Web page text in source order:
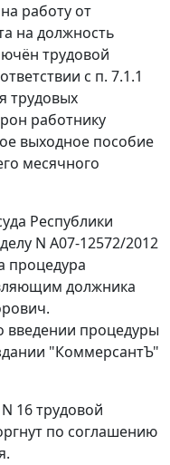
работу от
на должность
трудовой
с п. 7.1.1
трудовых
работнику
выходное пособие
месячного
Республики
N А07-12572/2012
процедура
должника
процедуры
"КоммерсантЪ"
16 трудовой
по соглашению